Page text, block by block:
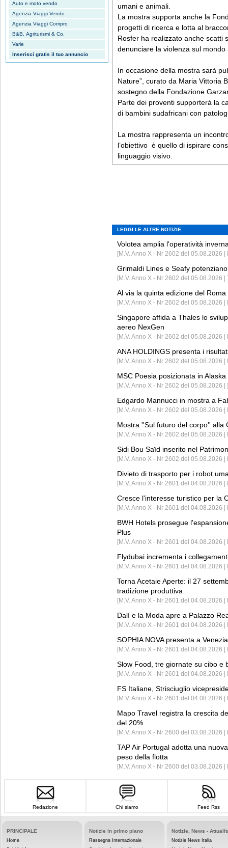
Auto e moto vendo
Agenzia Viaggi Vendo
Agenzia Viaggi Compro
B&B, Agriturismi & Co.
Varie
Inserisci gratis il tuo annuncio
umani e animali.
La mostra supporta anche la
progetti di ricerca e lotta al
Rosfer ha realizzato anche scatti
denunciare la violenza sul mondo
In occasione della mostra sarà
Nature”, curato da Maria Vittoria
sostegno della Fondazione
Parte dei proventi supporterà la
di bambini sudafricani con
La mostra rappresenta un
l’obiettivo è quello di ispirare
linguaggio visivo.
LEGGI LE ALTRE NOTIZIE
Volotea amplia l'operatività
[M.V. Anno X - Nr 2602 del 05.08.2026 |
Grimaldi Lines e Seafy
[M.V. Anno X - Nr 2602 del 05.08.2026 |
Al via la quinta edizione del
[M.V. Anno X - Nr 2602 del 05.08.2026 |
Singapore affida a Thales lo
aereo NexGen
[M.V. Anno X - Nr 2602 del 05.08.2026
ANA HOLDINGS presenta i
[M.V. Anno X - Nr 2602 del 05.08.2026
MSC Poesia posizionata in
[M.V. Anno X - Nr 2602 del 05.08.2026 | ]
Edgardo Mannucci in mostra a
[M.V. Anno X - Nr 2602 del 05.08.2026 |
Mostra ''Sul futuro del corpo'' alla
[M.V. Anno X - Nr 2602 del 05.08.2026
Sidi Bou Saïd inserito nel
[M.V. Anno X - Nr 2602 del 05.08.2026
Divieto di trasporto per i robot
[M.V. Anno X - Nr 2601 del 04.08.2026
Cresce l'interesse turistico per la
[M.V. Anno X - Nr 2601 del 04.08.2026 |
BWH Hotels prosegue
Plus
[M.V. Anno X - Nr 2601 del 04.08.2026 |
Flydubai incrementa i
[M.V. Anno X - Nr 2601 del 04.08.2026 |
Torna Acetaie Aperte: il 27
tradizione produttiva
[M.V. Anno X - Nr 2601 del 04.08.2026 |
Dalí e la Moda apre a Palazzo
[M.V. Anno X - Nr 2601 del 04.08.2026 |
SOPHIA NOVA presenta a
[M.V. Anno X - Nr 2601 del 04.08.2026
Slow Food, tre giornate su cibo e
[M.V. Anno X - Nr 2601 del 04.08.2026 |
FS Italiane, Strisciuglio
[M.V. Anno X - Nr 2601 del 04.08.2026 |
Mapo Travel registra la crescita
del 20%
[M.V. Anno X - Nr 2600 del 03.08.2026 |
TAP Air Portugal adotta una
peso della flotta
[M.V. Anno X - Nr 2600 del 03.08.2026
Redazione Chi siamo Feed Rss
PRINCIPALE
Home
Notizie in primo piano
Rassegna Internazionale
Notizie, News -
Notizie News Italia